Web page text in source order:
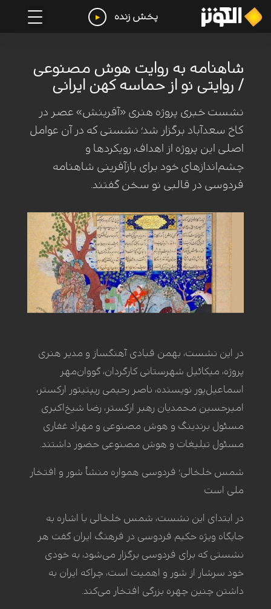
پخش زنده
شاهنامه به روایت هوش مصنوعی
/ روایتی نو از حماسه کهن ایرانی
نشست خبری پروژه هنری «آفرینش» عصر در
کاخ سعدآباد برگزار شد؛ نشستی که در آن عوامل
اصلی این پروژه از اهداف، رویکردها و
چشم‌اندازهای خود برای بازآفرینی شاهنامه
فردوسی در قالبی نو سخن گفتند.
در این نشست، بهمن قبادی آهنگساز و مدیر هنری
پروژه، میکائیل شهرستانی کارگردان، گووان‌مهر
اسماعیل‌پور نویسنده، ناصر رحیمی ریپتیتور ارکستر،
امیرحسین محمدیان رهبر ارکستر، رضا شیخ‌اکبری
مسئول برندینگ و هوش مصنوعی و مهراد غفاری
مسئول تبلیغات و هوش مصنوعی حضور داشتند.
شمس خلخالی؛ فردوسی همواره منشأ شور و افتخار
ملی است
در ابتدای این نشست، شمس خلخالی با اشاره به
جایگاه ویژه حکیم فردوسی در فرهنگ ایران گفت هر
نشستی که برای فردوسی برگزار می‌شود، به خودی
خود سرشار از شور و اهمیت است، چراکه ایران به
داشتن چنین چهره بزرگی افتخار می‌کند.